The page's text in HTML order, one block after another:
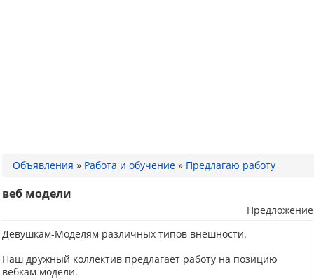
Объявления » Работа и обучение » Предлагаю работу
веб модели
Предложение
Девушкам-Моделям различных типов внешности.
Наш дружный коллектив предлагает работу на позицию
вебкам модели.